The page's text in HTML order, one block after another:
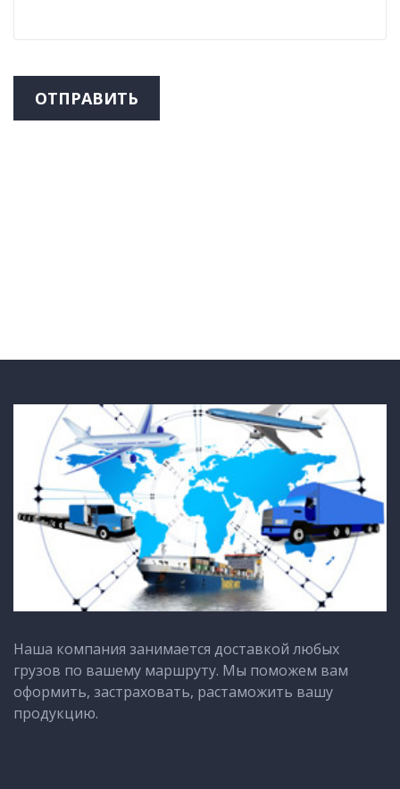
ОТПРАВИТЬ
Наша компания занимается доставкой любых
грузов по вашему маршруту. Мы поможем вам
оформить, застраховать, растаможить вашу
продукцию.